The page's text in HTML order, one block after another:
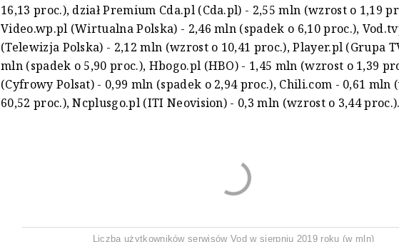
16,13 proc.), dział Premium Cda.pl (Cda.pl) - 2,55 mln (wzrost o 1,19
Video.wp.pl (Wirtualna Polska) - 2,46 mln (spadek o 6,10 proc.),
(Telewizja Polska) - 2,12 mln (wzrost o 10,41 proc.), Player.pl (Grupa
mln (spadek o 5,90 proc.), Hbogo.pl (HBO) - 1,45 mln (wzrost o 1,39
(Cyfrowy Polsat) - 0,99 mln (spadek o 2,94 proc.), Chili.com - 0,61 mln
60,52 proc.), Ncplusgo.pl (ITI Neovision) - 0,3 mln (wzrost o 3,44 proc.).
Liczba użytkowników serwisów Vod w sierpniu 2019 roku (w mln)